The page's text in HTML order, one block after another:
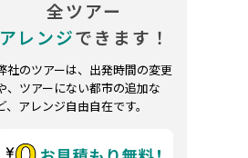
全ツアー
アレンジできます！
社のツアーは、出発時間の変更
、ツアーにない都市の追加な
、アレンジ自由自在です。